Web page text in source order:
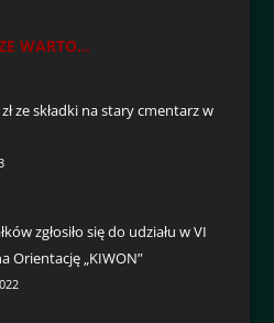
WARTO...
ze składki na stary cmentarz w
zgłosiło się do udziału w VI
Orientację „KIWON”